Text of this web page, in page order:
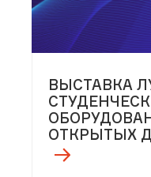
ВЫСТАВКА
ОТКРЫТЫХ